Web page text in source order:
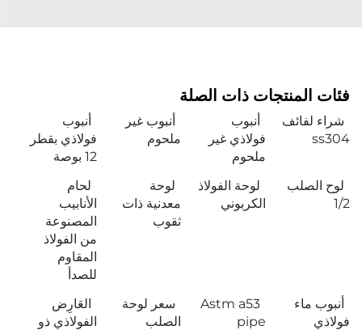
فئات المنتجات ذات الصلة
شراء لفائف
ss304
أنبوب
فولاذي غير
ملحوم
أنبوب غير
ملحوم
أنبوب
فولاذي بقطر
12 بوصة
لوح الصلب
1/2
لوحة الفولاذ
الكربوني
لوحة
معدنية ذات
ثقوب
لحام
الأنابيب
المصنوعة
من الفولاذ
المقاوم
للصدأ
أنبوب ماء
فولاذي
Astm a53
pipe
سعر لوحة
الصلب
العَارِض
الفولاذي ذو